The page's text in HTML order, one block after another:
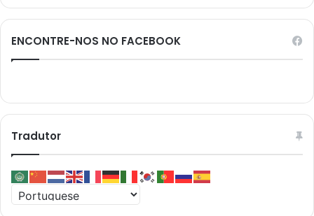
ENCONTRE-NOS NO FACEBOOK
Tradutor